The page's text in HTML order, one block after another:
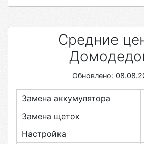
Средние
Обновлено:
Замена аккумулятора
Замена щеток
Настройка